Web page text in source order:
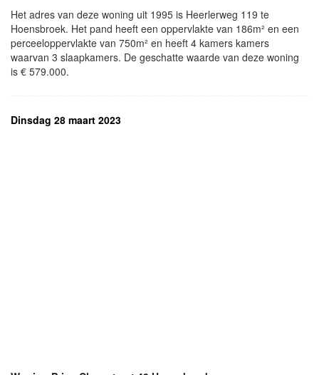
Het adres van deze woning uit 1995 is Heerlerweg 119 te
Hoensbroek. Het pand heeft een oppervlakte van 186m² en een
perceeloppervlakte van 750m² en heeft 4 kamers kamers
waarvan 3 slaapkamers. De geschatte waarde van deze woning
is € 579.000.
Dinsdag 28 maart 2023